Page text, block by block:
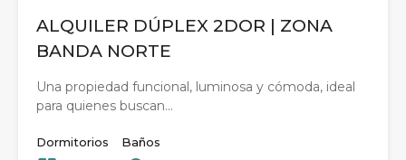
ALQUILER DÚPLEX 2DOR | ZONA
BANDA NORTE
Una propiedad funcional, luminosa y cómoda, ideal
para quienes buscan…
Dormitorios
Baños